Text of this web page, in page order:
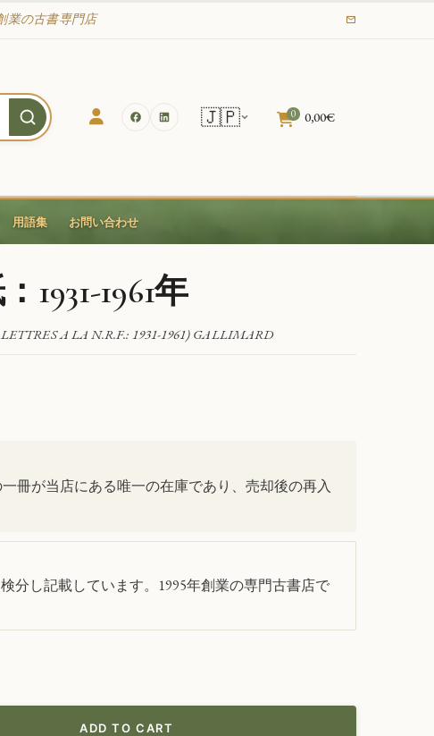
創業の古書専門店
🇯🇵 0 0,00€
用語集 お問い合わせ
1931-1961年
A LA N.R.F.: 1931-1961) GALLIMARD
冊が当店にある唯一の在庫であり、売却後の再入
分し記載しています。1995年創業の専門古書店で
ADD TO CART